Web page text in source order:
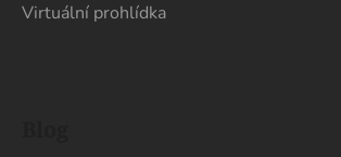
Virtuální prohlídka